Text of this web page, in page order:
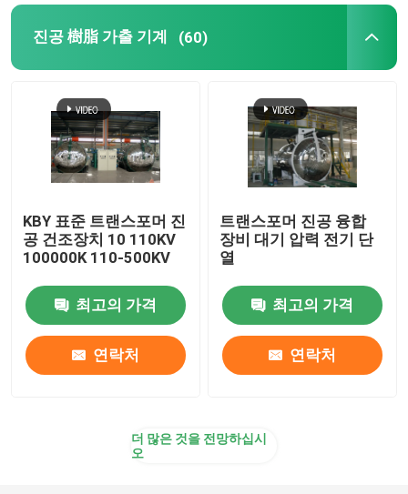
진공 樹脂 가출 기계 (60)
KBY 표준 트랜스포머 진
공 건조장치 10 110KV
100000K 110-500KV
최고의 가격
연락처
트랜스포머 진공 융합
장비 대기 압력 전기 단
열
최고의 가격
연락처
더 많은 것을 전망하십시
오